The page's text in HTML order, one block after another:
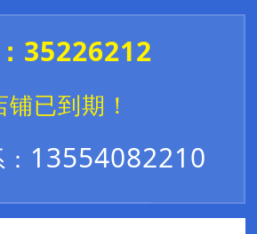
35226212
铺已到期！
13554082210